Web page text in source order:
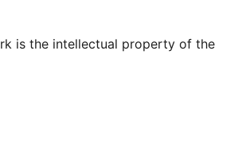
is the intellectual property of the